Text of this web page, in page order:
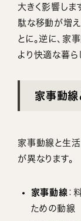
大きく影響しま
駄な移動が増
とに。逆に、家
より快適な暮ら
家事動線
家事動線と生
が異なります。
家事動線 ：
ための動線